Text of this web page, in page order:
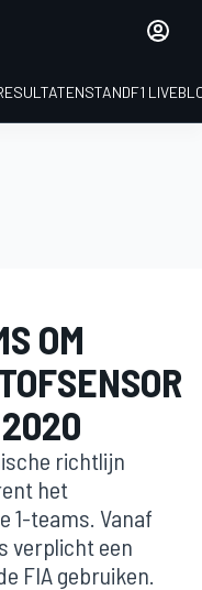
STANDF1
OM
richtlijn
het
1-teams. Vanaf
verplicht een
FIA gebruiken.